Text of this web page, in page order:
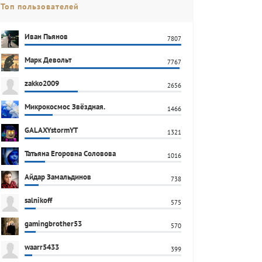
Топ пользователей
Иван Пьянов 7807
Марк Девольт 7767
zakko2009 2656
Микрокосмос Звёздная. 1466
GALAXYstormYT 1321
Татьяна Егоровна Соловова 1016
Айдар Замальдинов 738
salnikoff 575
gamingbrother53 570
waarr5433 399